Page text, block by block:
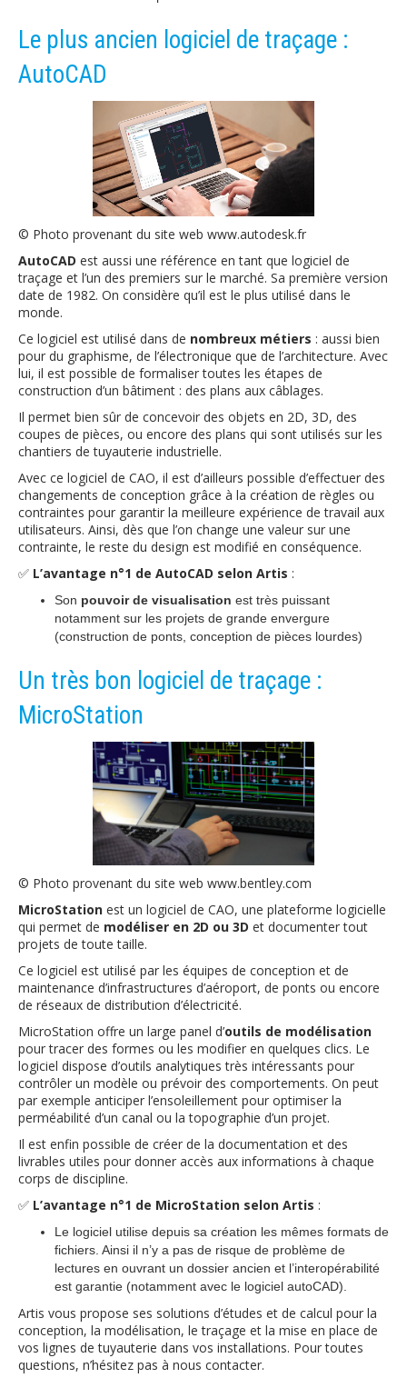
Le plus ancien logiciel de traçage :
AutoCAD
© Photo provenant du site web www.autodesk.fr
AutoCAD est aussi une référence en tant que logiciel de
traçage et l’un des premiers sur le marché. Sa première version
date de 1982. On considère qu’il est le plus utilisé dans le
monde.
Ce logiciel est utilisé dans de nombreux métiers : aussi bien
pour du graphisme, de l’électronique que de l’architecture. Avec
lui, il est possible de formaliser toutes les étapes de
construction d’un bâtiment : des plans aux câblages.
Il permet bien sûr de concevoir des objets en 2D, 3D, des
coupes de pièces, ou encore des plans qui sont utilisés sur les
chantiers de tuyauterie industrielle.
Avec ce logiciel de CAO, il est d’ailleurs possible d’effectuer des
changements de conception grâce à la création de règles ou
contraintes pour garantir la meilleure expérience de travail aux
utilisateurs. Ainsi, dès que l’on change une valeur sur une
contrainte, le reste du design est modifié en conséquence.
✅ L’avantage n°1 de AutoCAD selon Artis :
Son pouvoir de visualisation est très puissant
notamment sur les projets de grande envergure
(construction de ponts, conception de pièces lourdes)
Un très bon logiciel de traçage :
MicroStation
© Photo provenant du site web www.bentley.com
MicroStation est un logiciel de CAO, une plateforme logicielle
qui permet de modéliser en 2D ou 3D et documenter tout
projets de toute taille.
Ce logiciel est utilisé par les équipes de conception et de
maintenance d’infrastructures d’aéroport, de ponts ou encore
de réseaux de distribution d’électricité.
MicroStation offre un large panel d’outils de modélisation
pour tracer des formes ou les modifier en quelques clics. Le
logiciel dispose d’outils analytiques très intéressants pour
contrôler un modèle ou prévoir des comportements. On peut
par exemple anticiper l’ensoleillement pour optimiser la
perméabilité d’un canal ou la topographie d’un projet.
Il est enfin possible de créer de la documentation et des
livrables utiles pour donner accès aux informations à chaque
corps de discipline.
✅ L’avantage n°1 de MicroStation selon Artis :
Le logiciel utilise depuis sa création les mêmes formats de
fichiers. Ainsi il n’y a pas de risque de problème de
lectures en ouvrant un dossier ancien et l’interopérabilité
est garantie (notamment avec le logiciel autoCAD).
Artis vous propose ses solutions d’études et de calcul pour la
conception, la modélisation, le traçage et la mise en place de
vos lignes de tuyauterie dans vos installations. Pour toutes
questions, n’hésitez pas à nous contacter.